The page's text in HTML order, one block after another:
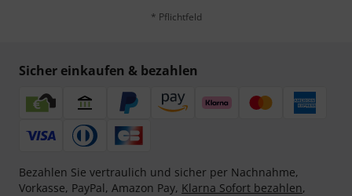
* Pflichtfeld
Sicher einkaufen & bezahlen
Bezahlen Sie vertraulich und sicher per Nachnahme,
Vorkasse, PayPal, Amazon Pay, Klarna Sofort bezahlen,